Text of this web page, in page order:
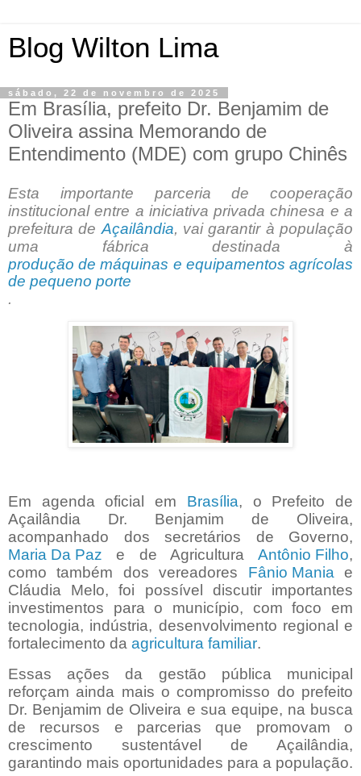
Blog Wilton Lima
sábado, 22 de novembro de 2025
Em Brasília, prefeito Dr. Benjamim de
Oliveira assina Memorando de
Entendimento (MDE) com grupo Chinês
Esta importante parceria de cooperação
institucional entre a iniciativa privada chinesa e a
prefeitura de Açailândia, vai garantir à população
uma fábrica destinada à
produção de máquinas e equipamentos agrícolas
de pequeno porte
.
Em agenda oficial em Brasília, o Prefeito de
Açailândia Dr. Benjamim de Oliveira,
acompanhado dos secretários de Governo,
Maria Da Paz e de Agricultura Antônio Filho,
como também dos vereadores Fânio Maniae
Cláudia Melo, foi possível discutir importantes
investimentos para o município, com foco em
tecnologia, indústria, desenvolvimento regional e
fortalecimento da agricultura familiar.
Essas ações da gestão pública municipal
reforçam ainda mais o compromisso do prefeito
Dr. Benjamim de Oliveira e sua equipe, na busca
de recursos e parcerias que promovam o
crescimento sustentável de Açailândia,
garantindo mais oportunidades para a população.